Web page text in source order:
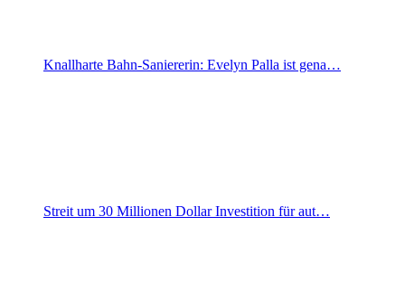
Knallharte Bahn-Saniererin: Evelyn Palla ist gena…
Streit um 30 Millionen Dollar Investition für aut…